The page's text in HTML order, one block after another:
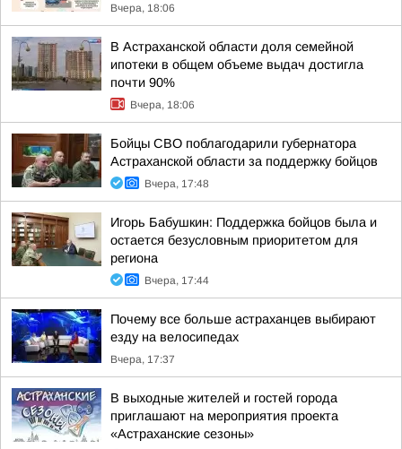
Вчера, 18:06
В Астраханской области доля семейной
ипотеки в общем объеме выдач достигла
почти 90%
Вчера, 18:06
Бойцы СВО поблагодарили губернатора
Астраханской области за поддержку бойцов
Вчера, 17:48
Игорь Бабушкин: Поддержка бойцов была и
остается безусловным приоритетом для
региона
Вчера, 17:44
Почему все больше астраханцев выбирают
езду на велосипедах
Вчера, 17:37
В выходные жителей и гостей города
приглашают на мероприятия проекта
«Астраханские сезоны»